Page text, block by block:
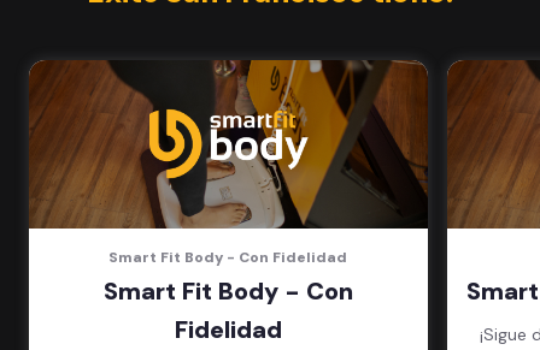
Clases grupales con profesores*
en cada sede)
Acceso a todas las áreas de la
sede
Smart Fit Body - Con Fidelidad
Smart Fit Body - Con
Fidelidad
¡Sigue